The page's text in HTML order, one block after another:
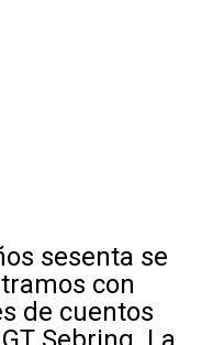
sesenta se
con
de cuentos